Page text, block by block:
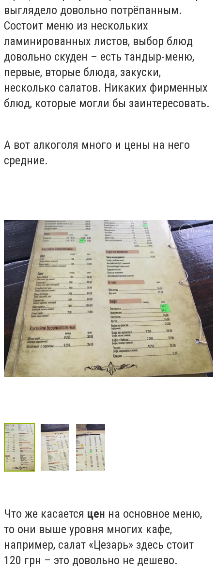
выглядело довольно потрёпанным.
Состоит меню из нескольких
ламинированных листов, выбор блюд
довольно скуден – есть тандыр-меню,
первые, вторые блюда, закуски,
несколько салатов. Никаких фирменных
блюд, которые могли бы заинтересовать.
А вот алкоголя много и цены на него
средние.
Что же касается цен на основное меню,
то они выше уровня многих кафе,
например, салат «Цезарь» здесь стоит
120 грн – это довольно не дешево.